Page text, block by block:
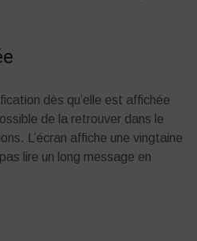
dès qu’elle est affichée
de la retrouver dans le
L’écran affiche une vingtaine
lire un long message en